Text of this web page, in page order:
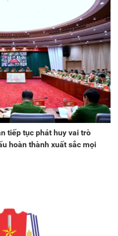
tiếp tục phát huy vai trò
hoàn thành xuất sắc mọi